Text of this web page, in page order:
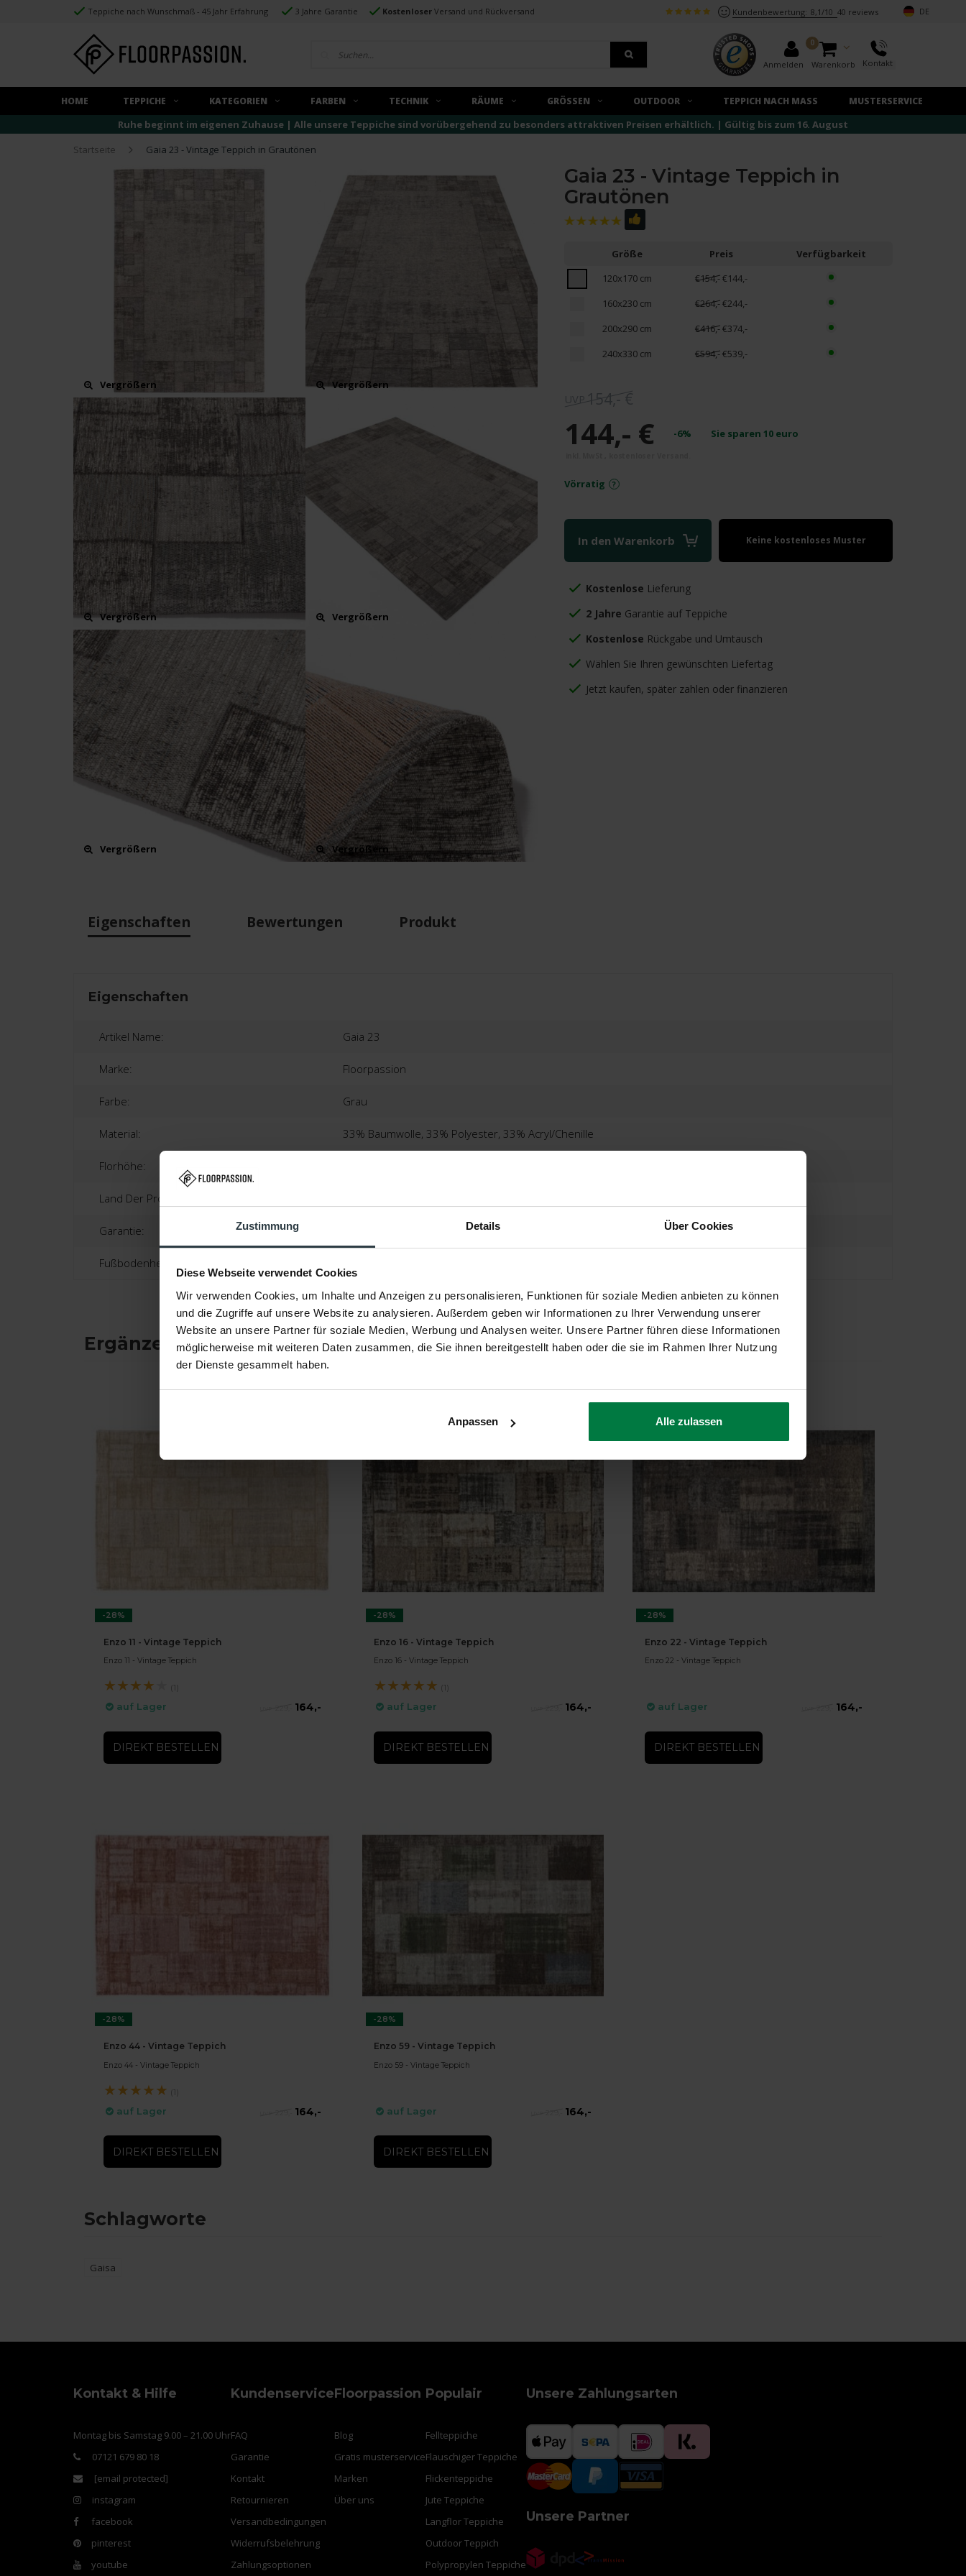
Zustimmung Details Über Cookies
Diese Webseite verwendet Cookies
Wir verwenden Cookies, um Inhalte und Anzeigen zu personalisieren, Funktionen für soziale Medien anbieten zu können
und die Zugriffe auf unsere Website zu analysieren. Außerdem geben wir Informationen zu Ihrer Verwendung unserer
Website an unsere Partner für soziale Medien, Werbung und Analysen weiter. Unsere Partner führen diese Informationen
möglicherweise mit weiteren Daten zusammen, die Sie ihnen bereitgestellt haben oder die sie im Rahmen Ihrer Nutzung
der Dienste gesammelt haben.
Anpassen Alle zulassen
Teppiche nach Wunschmaß - 45 Jahr Erfahrung 3 Jahre Garantie Kostenloser Versand und Rückversand Kundenbewertung: 8,1/10 40 reviews DE
Anmelden
0
Warenkorb Kontakt
HOME TEPPICHE KATEGORIEN FARBEN TECHNIK RÄUME GRÖSSEN OUTDOOR TEPPICH NACH MASS MUSTERSERVICE
Ruhe beginnt im eigenen Zuhause | Alle unsere Teppiche sind vorübergehend zu besonders attraktiven Preisen erhältlich. | Gültig bis zum 16. August
Startseite
Gaia 23 - Vintage Teppich in Grautönen
Vergrößern Vergrößern
Vergrößern Vergrößern
Vergrößern Vergrößern
Gaia 23 - Vintage Teppich in
Grautönen
Größe Preis
Verfügbarkeit
120x170 cm
€154,-€144,-
160x230 cm
€264,-€244,-
200x290 cm
€416,-€374,-
240x330 cm
€594,-€539,-
154,- €
144,- € -6% Sie sparen 10euro
Vörratig
In den Warenkorb Keine kostenloses Muster
Kostenlose Lieferung
2 Jahre Garantie auf Teppiche
Kostenlose Rückgabe und Umtausch
Wählen Sie Ihren gewünschten Liefertag
Jetzt kaufen, später zahlen oder finanzieren
Eigenschaften Bewertungen Produkt
Eigenschaften
Artikel Name: Gaia 23
Marke: Floorpassion
Farbe: Grau
Material: 33% Baumwolle, 33% Polyester, 33% Acryl/Chenille
Florhöhe:
Land Der Produktion:
Garantie: 2 Jahre Herstellergarantie
Fußbodenheizung:
Ergänzende Produkte
-28%
Enzo 11 - Vintage Teppich
Enzo 11 - Vintage Teppich
★★★★ (1)
auf Lager 164,-
DIREKT BESTELLEN
-28%
Enzo 16 - Vintage Teppich
Enzo 16 - Vintage Teppich
★★★★★ (1)
auf Lager 164,-
DIREKT BESTELLEN
-28%
Enzo 22 - Vintage Teppich
Enzo 22 - Vintage Teppich
auf Lager 164,-
DIREKT BESTELLEN
-28%
Enzo 44 - Vintage Teppich
Enzo 44 - Vintage Teppich
★★★★★ (1)
auf Lager 164,-
DIREKT BESTELLEN
-28%
Enzo 59 - Vintage Teppich
Enzo 59 - Vintage Teppich
auf Lager 164,-
DIREKT BESTELLEN
Schlagworte
Gaisa
Kontakt & Hilfe
Montag bis Samstag 9.00 – 21.00 Uhr
07121 679 80 18
[email protected]
instagram
facebook
pinterest
youtube
Kundenservice
FAQ
Garantie
Kontakt
Retournieren
Versandbedingungen
Widerrufsbelehrung
Zahlungsoptionen
Floorpassion
Blog
Gratis musterservice
Marken
Über uns
Populair
Fellteppiche
Flauschiger Teppiche
Flickenteppiche
Jute Teppiche
Langflor Teppiche
Outdoor Teppich
Polypropylen Teppiche
Unsere Zahlungsarten
Unsere Partner